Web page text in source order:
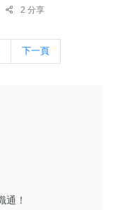
2 分享
下一頁
通！